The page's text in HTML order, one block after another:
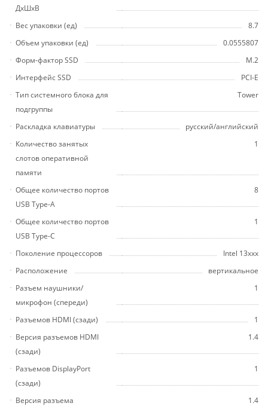
ДхШхВ
Вес упаковки (ед)
8.7
Объем упаковки (ед)
0.0555807
Форм-фактор SSD
M.2
Интерфейс SSD
PCI-E
Тип системного блока для
подгруппы
Tower
Раскладка клавиатуры
русский/английский
Количество занятых
слотов оперативной
памяти
1
Общее количество портов
USB Type-A
8
Общее количество портов
USB Type-С
1
Поколение процессоров
Intel 13xxx
Расположение
вертикальное
Разъем наушники/
микрофон (спереди)
1
Разъемов HDMI (сзади)
1
Версия разъемов HDMI
(сзади)
1.4
Разъемов DisplayPort
(сзади)
1
Версия разъема
1.4